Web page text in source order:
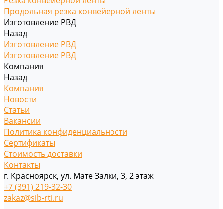
Продольная резка конвейерной ленты
Изготовление РВД
Назад
Изготовление РВД
Изготовление РВД
Компания
Назад
Компания
Новости
Статьи
Вакансии
Политика конфиденциальности
Сертификаты
Стоимость доставки
Контакты
г. Красноярск, ул. Мате Залки, 3, 2 этаж
+7 (391) 219-32-30
zakaz@sib-rti.ru